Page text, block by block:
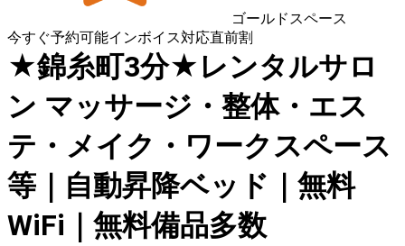
ゴールドスペース
今すぐ予約可能インボイス対応直前割
★錦糸町3分★レンタルサロ
ン マッサージ・整体・エス
テ・メイク・ワークスペース
等｜自動昇降ベッド｜無料
WiFi｜無料備品多数